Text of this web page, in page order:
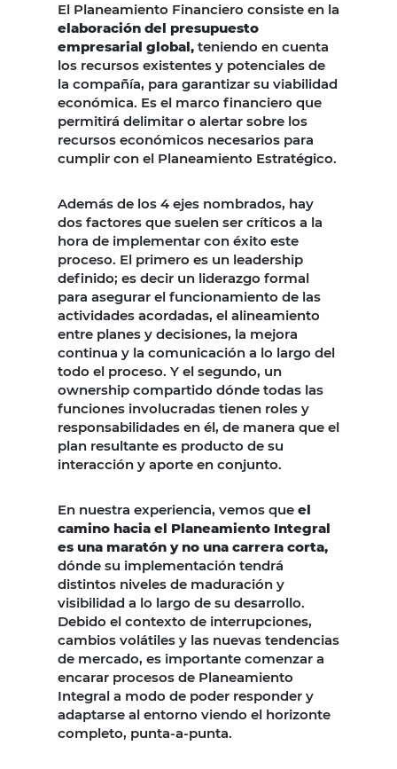
El Planeamiento Financiero consiste en la
elaboración del presupuesto
empresarial global, teniendo en cuenta
los recursos existentes y potenciales de
la compañía, para garantizar su viabilidad
económica. Es el marco financiero que
permitirá delimitar o alertar sobre los
recursos económicos necesarios para
cumplir con el Planeamiento Estratégico.
Además de los 4 ejes nombrados, hay
dos factores que suelen ser críticos a la
hora de implementar con éxito este
proceso. El primero es un leadership
definido; es decir un liderazgo formal
para asegurar el funcionamiento de las
actividades acordadas, el alineamiento
entre planes y decisiones, la mejora
continua y la comunicación a lo largo del
todo el proceso. Y el segundo, un
ownership compartido dónde todas las
funciones involucradas tienen roles y
responsabilidades en él, de manera que el
plan resultante es producto de su
interacción y aporte en conjunto.
En nuestra experiencia, vemos que el
camino hacia el Planeamiento Integral
es una maratón y no una carrera corta,
dónde su implementación tendrá
distintos niveles de maduración y
visibilidad a lo largo de su desarrollo.
Debido el contexto de interrupciones,
cambios volátiles y las nuevas tendencias
de mercado, es importante comenzar a
encarar procesos de Planeamiento
Integral a modo de poder responder y
adaptarse al entorno viendo el horizonte
completo, punta-a-punta.